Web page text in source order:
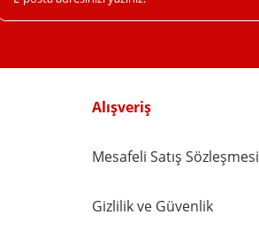
Alışveriş
Mesafeli Satış Sözleşmesi
Gizlilik ve Güvenlik